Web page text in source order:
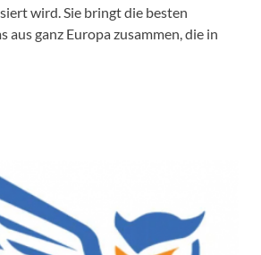
wird. Sie bringt die besten
aus ganz Europa zusammen, die in